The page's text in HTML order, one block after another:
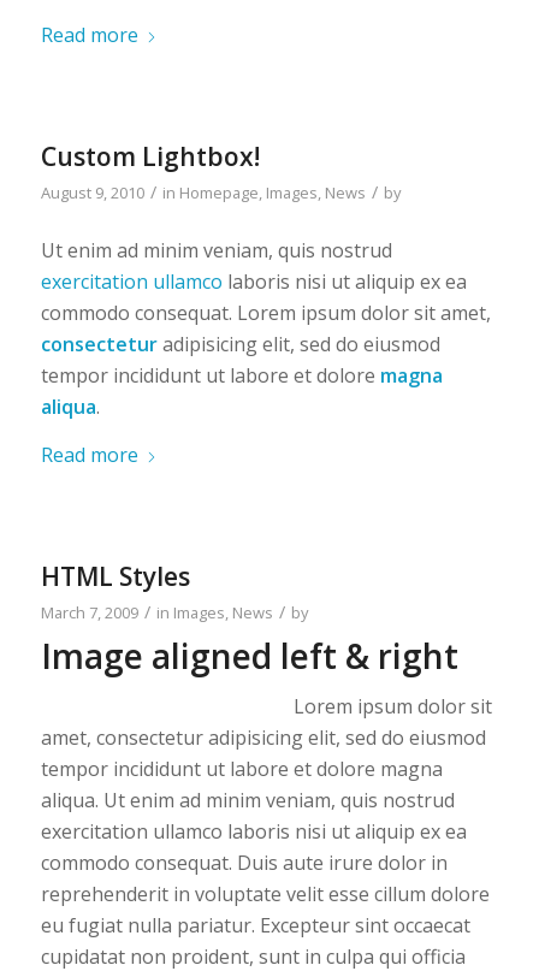
Read more
Custom Lightbox!
August 9, 2010 / in Homepage, Images, News / by
Ut enim ad minim veniam, quis nostrud
exercitation ullamco laboris nisi ut aliquip ex ea
commodo consequat. Lorem ipsum dolor sit amet,
consecteturadipisicing elit, sed do eiusmod
tempor incididunt ut labore et dolore magna
aliqua.
Read more
HTML Styles
March 7, 2009 / in Images, News / by
Image aligned left & right
Lorem ipsum dolor sit
amet, consectetur adipisicing elit, sed do eiusmod
tempor incididunt ut labore et dolore magna
aliqua. Ut enim ad minim veniam, quis nostrud
exercitation ullamco laboris nisi ut aliquip ex ea
commodo consequat. Duis aute irure dolor in
reprehenderit in voluptate velit esse cillum dolore
eu fugiat nulla pariatur. Excepteur sint occaecat
cupidatat non proident, sunt in culpa qui officia